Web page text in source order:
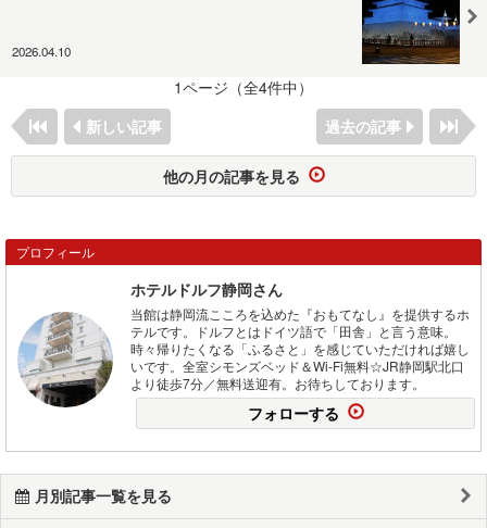
2026.04.10
1ページ（全4件中）
新しい記事
過去の記事
他の月の記事を見る
プロフィール
ホテルドルフ静岡さん
当館は静岡流こころを込めた『おもてなし』を提供するホ
テルです。ドルフとはドイツ語で「田舎」と言う意味。
時々帰りたくなる「ふるさと」を感じていただければ嬉し
いです。全室シモンズベッド＆Wi-Fi無料☆JR静岡駅北口
より徒歩7分／無料送迎有。お待ちしております。
フォローする
月別記事一覧を見る